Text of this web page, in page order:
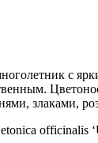
с
officinalis